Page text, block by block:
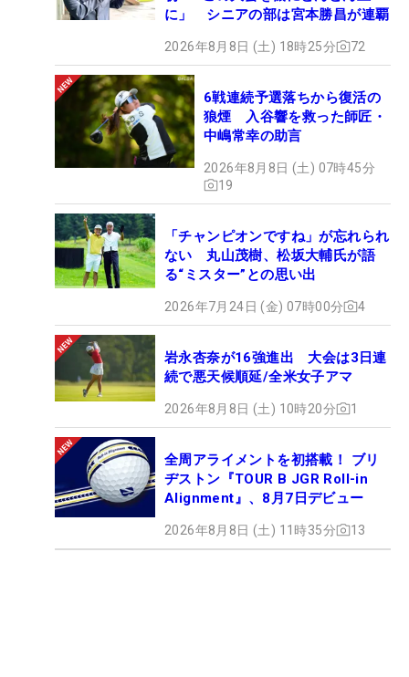
に」 シニアの部は宮本勝昌が連覇
2026年8月8日 (土) 18時25分 72
6戦連続予選落ちから復活の
狼煙 入谷響を救った師匠・
中嶋常幸の助言
2026年8月8日 (土) 07時45分
19
「チャンピオンですね」が忘れられ
ない 丸山茂樹、松坂大輔氏が語
る“ミスター”との思い出
2026年7月24日 (金) 07時00分 4
岩永杏奈が16強進出 大会は3日連
続で悪天候順延/全米女子アマ
2026年8月8日 (土) 10時20分 1
全周アライメントを初搭載！ ブリ
ヂストン『TOUR B JGR Roll-in
Alignment』、8月7日デビュー
2026年8月8日 (土) 11時35分 13